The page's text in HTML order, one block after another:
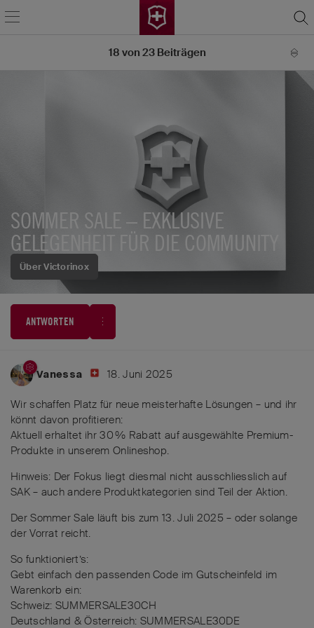
Über Victorinox
SOMMER SALE – EXKLUSIVE
GELEGENHEIT FÜR DIE COMMUNITY
ANTWORTEN
18 von 23Beiträgen
Vanessa 18. Juni 2025
Wir schaffen Platz für neue meisterhafte Lösungen – und ihr
könnt davon profitieren:
Aktuell erhaltet ihr 30 % Rabatt auf ausgewählte Premium-
Produkte in unserem Onlineshop.
Hinweis: Der Fokus liegt diesmal nicht ausschliesslich auf
SAK – auch andere Produktkategorien sind Teil der Aktion.
Der Sommer Sale läuft bis zum 13. Juli 2025 – oder solange
der Vorrat reicht.
So funktioniert’s:
Gebt einfach den passenden Code im Gutscheinfeld im
Warenkorb ein:
Schweiz: SUMMERSALE30CH
Deutschland & Österreich: SUMMERSALE30DE